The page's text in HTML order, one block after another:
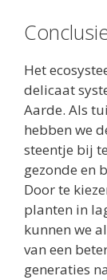
Het
delicaat
Aarde. Als
hebben we
steentje bij
gezonde en
Door te
planten in
kunnen we
van een
generaties